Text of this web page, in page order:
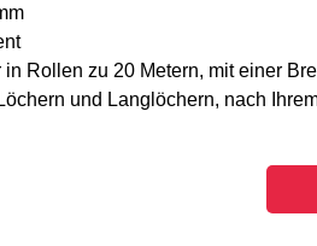
in Rollen zu 20 Metern, mit einer
und Langlöchern, nach